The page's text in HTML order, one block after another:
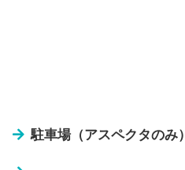
駐車場（アスペクタのみ）